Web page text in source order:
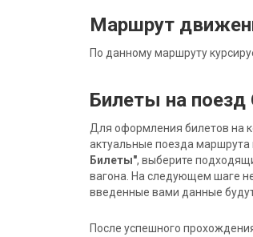
Маршрут
По данному маршруту
Билеты на
Для оформления билетов на
актуальные поезда маршрута
Билеты", выберите
вагона. На следующем шаге
введенные вами данные
После успешного